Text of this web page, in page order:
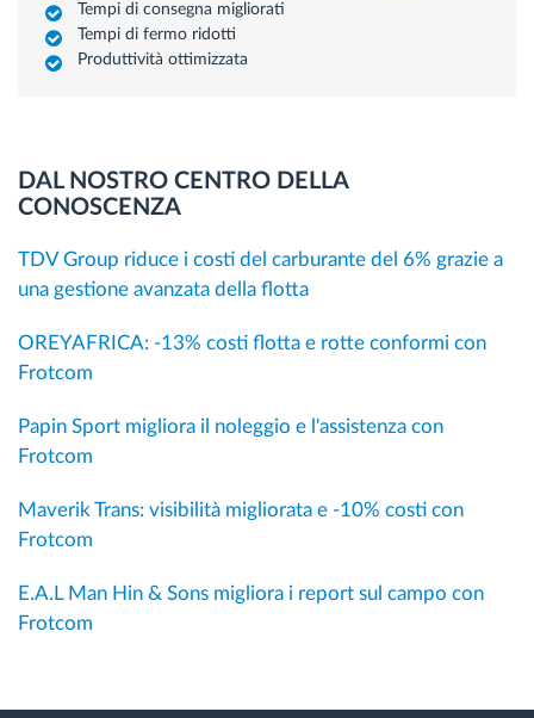
Tempi di consegna migliorati
Tempi di fermo ridotti
Produttività ottimizzata
DAL NOSTRO CENTRO DELLA
CONOSCENZA
TDV Group riduce i costi del carburante del 6% grazie a
una gestione avanzata della flotta
OREYAFRICA: -13% costi flotta e rotte conformi con
Frotcom
Papin Sport migliora il noleggio e l'assistenza con
Frotcom
Maverik Trans: visibilità migliorata e -10% costi con
Frotcom
E.A.L Man Hin & Sons migliora i report sul campo con
Frotcom